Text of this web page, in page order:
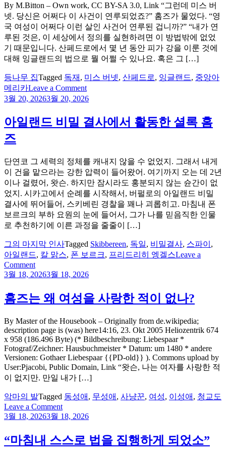
토
랑
으
로
의
초
대
By M.Bitton – Own work, CC BY-SA 3.0, Link “그런데 미스 버
넷. 당신은 어쩌다 이 사건이 연루되었죠?” 홈즈가 물었다. “영
국 여성이 어쩌다 이런 살인 사건어 연루된 겁니까?” “내가 연
루된 것은, 이 세상에서 정의를 실현하려면 이 방법밖에 없었
기 때문입니다. 산페드로에서 몇 년 동안 피가 강을 이룬 것에
대해 잉글랜드의 법으로 뭘 어쩔 수 있나요. 혹은 그 […]
등나무 집Tagged 독재 , 미스 버넷, 산페드로, 잉글랜드, 중앙아
메리카Leave a Commenton
영
의
법
도
어
쩔
수
없
는
나
3월 20, 20263월 20, 2026
아일랜드 비밀 결사에서 활동한 셜록 홈
즈
단연코 그 세력의 정체를 캐내지 않을 수 없었지. 그래서 내게
이 건을 맡으라는 강한 압력이 들어왔어. 여기까지 오는 데 2년
이나 걸렸어, 왓슨. 하지만 잠시라도 홍분되지 않는 슌간이 없
었지. 시카고에서 순례를 시작해서, 버펄로의 아일랜드 비밀
결사에 뛰어들어, 스키베린 경찰을 꽤나 괴롭히고. 마침내 폰
보르크의 부하 요원의 눈에 들어서, 그가 나를 믿음직한 인물
로 추천하기에 이른 과정을 줄줄이 […]
그의 마지막 인사Tagged Skibbereen, 독일, 비밀결사, 스파이 ,
아일랜드, 칼 맑스, 폰 보르크, 프리드리히 엥겔스Leave a
Commenton
아
랜
드
밀
결
사
에
서
활
한
셜
록
홈
즈
3월 18, 20263월 18, 2026
홈즈는 왜 여성을 사랑한 적이 없나?
By Master of the Housebook – Originally from de.wikipedia;
description page is (was) here14:16, 23. Okt 2005 Heliozentrik 674
x 958 (186.496 Byte) (* Bildbeschreibung: Liebespaar *
Fotograf/Zeichner: Hausbuchmeister * Datum: um 1480 * andere
Versionen: Gothaer Liebespaar {{PD-old}} ). Commons upload by
User:Pjacobi, Public Domain, Link “왓슨, 나는 여자를 사랑한 적
이 없지만. 만일 내가 […]
악마의 발Tagged 동성애 , 무성애 , 사냥꾼, 여성, 이성애 , 청교도
Leave a Commenton
홈
는
왜
3월 18, 20263월 18, 2026
“마침내 스스로 법을 집행하게 되었소”